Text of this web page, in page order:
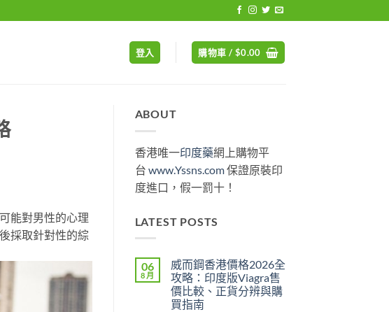
登入 購物車 / $0.00
能對男性的心理
採取針對性的綜
ABOUT
香港唯一印度藥網上購物平
台 www.Yssns.com保證原裝印
度進口，假一罰十！
LATEST POSTS
06
8 月
威而鋼香港價格2026全
攻略：印度版Viagra售
價比較、正貨分辨與購
買指南